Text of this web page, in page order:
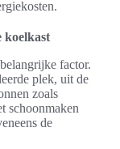
koelkast
factor.
plek, uit de
zoals
schoonmaken
de